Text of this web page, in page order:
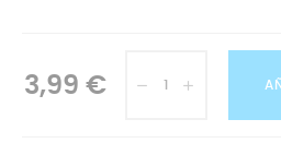
3,99 €